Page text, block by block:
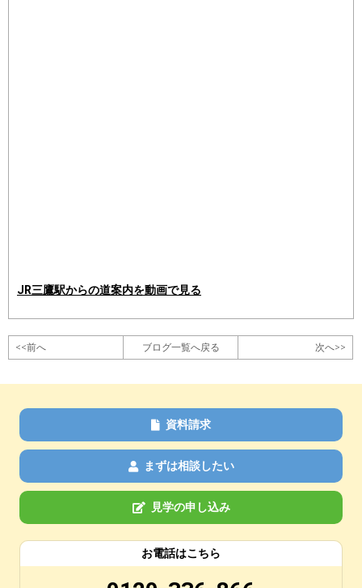
JR三鷹駅からの道案内を動画で見る
<<前へ ブログ一覧へ戻る 次へ>>
資料請求
まずは相談したい
見学の申し込み
お電話はこちら